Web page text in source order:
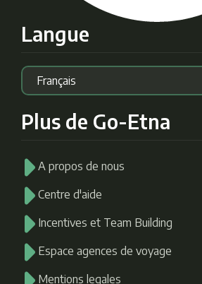
Langue
Plus de Go-Etna
A propos de nous
Centre d'aide
Incentives et Team Building
Espace agences de voyage
Mentions legales